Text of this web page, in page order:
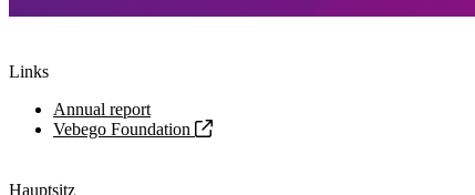
Links
Annual report
Vebego Foundation
Hauptsitz